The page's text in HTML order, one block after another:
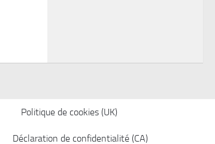
Politique de cookies (UK)
Déclaration de confidentialité (CA)